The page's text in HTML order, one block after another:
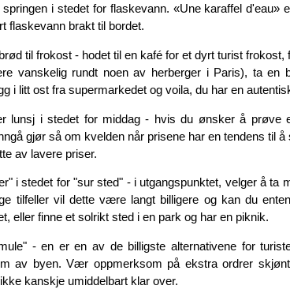
i stedet for flaskevann. «Une karaffel d'eau»
flaskevann brakt til bordet.
til frokost - hodet til en kafé for et dyrt turist
vanskelig rundt noen av herberger i Paris), ta en
i litt ost fra supermarkedet og voila, du har en
lunsj i stedet for middag - hvis du ønsker å prøve
gjør så om kvelden når prisene har en tendens til å
av lavere priser.
i stedet for "sur sted" - i utgangspunktet, velger å ta
tilfeller vil dette være langt billigere og kan du
eller finne et solrikt sted i en park og har en piknik.
- en er en av de billigste alternativene for
av byen. Vær oppmerksom på ekstra ordrer
kanskje umiddelbart klar over.